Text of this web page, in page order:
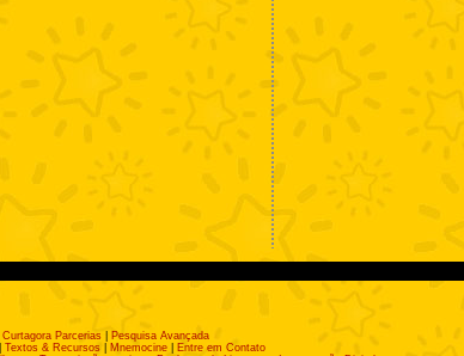
Curtagora Parcerias
Pesquisa Avançada
Textos & Recursos Mnemocine|
Entre em Contato